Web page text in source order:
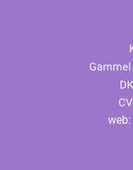
web: